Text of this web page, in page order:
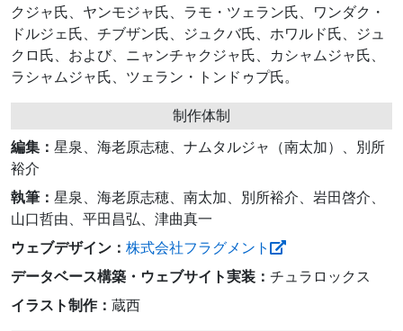
クジャ氏、ヤンモジャ氏、ラモ・ツェラン氏、ワンダク・
ドルジェ氏、チブザン氏、ジュクバ氏、ホワルド氏、ジュ
クロ氏、および、ニャンチャクジャ氏、カシャムジャ氏、
ラシャムジャ氏、ツェラン・トンドゥプ氏。
制作体制
編集： 星泉、海老原志穂、ナムタルジャ（南太加）、別所
裕介
執筆： 星泉、海老原志穂、南太加、別所裕介、岩田啓介、
山口哲由、平田昌弘、津曲真一
ウェブデザイン： 株式会社フラグメント
データベース構築・ウェブサイト実装： チュラロックス
イラスト制作： 蔵西